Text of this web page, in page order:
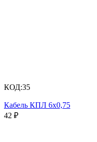
КОД:35
Кабель КПЛ 6х0,75
42 ₽